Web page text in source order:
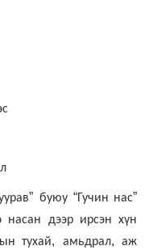
” буюу“Гучин нас”
насан дээр ирсэн хүн
тухай, амьдрал,аж